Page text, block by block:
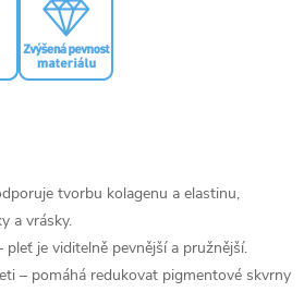
tvorbu kolagenu a elastinu,
a vrásky.
pleť je viditelně pevnější a pružnější.
– pomáhá redukovat pigmentové skvrny